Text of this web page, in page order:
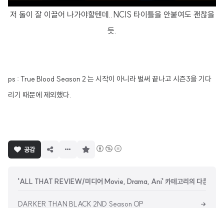
저 둘이 잘 이끌어 나가야할텐데..NCIS 타이틀을 안붙여도 괜찮을
듯.
ps : True Blood Season 2 는 시작이 아니라 벌써 끝나고 시즌3을 기다
리기 때문에 제외했다.
공감
'ALL THAT REVIEW/미디어 Movie, Drama, Ani' 카테고리의 다른 글
DARKER THAN BLACK 2ND Season OP